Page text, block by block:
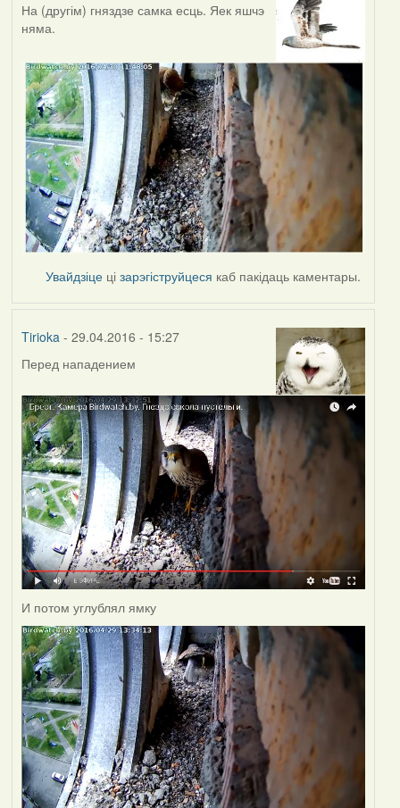
На (другім) гняздзе самка есць. Яек яшчэ
няма.
Увайдзіце цізарэгіструйцеся каб пакідаць каментары.
Tirioka- 29.04.2016 - 15:27
Перед нападением
И потом углублял ямку